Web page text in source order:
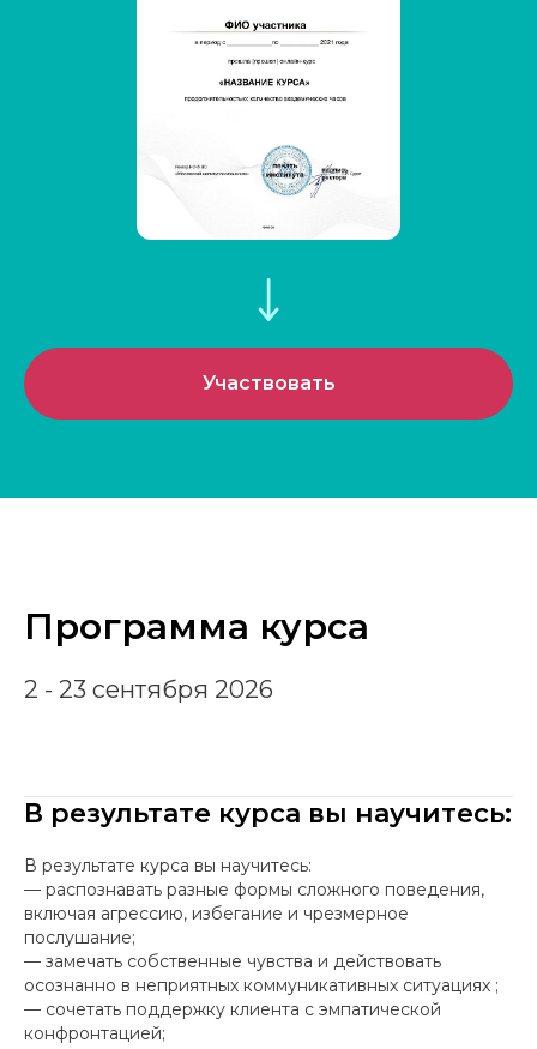
Участвовать
Программа курса
2 - 23 сентября 2026
В результате курса вы научитесь:
В результате курса вы научитесь:
— распознавать разные формы сложного поведения,
включая агрессию, избегание и чрезмерное
послушание;
— замечать собственные чувства и действовать
осознанно в неприятных коммуникативных ситуациях ;
— сочетать поддержку клиента с эмпатической
конфронтацией;